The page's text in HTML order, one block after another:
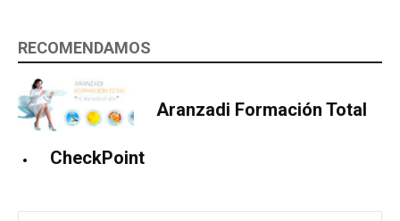
RECOMENDAMOS
Aranzadi Formación Total
CheckPoint